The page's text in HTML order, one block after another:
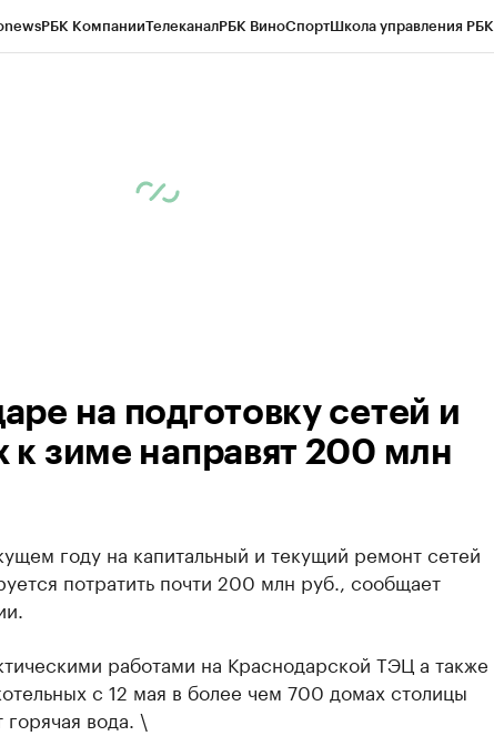
РБК КомпанииТелеканалРБК ВиноСпортШкола управления РБК
на подготовку сетей и
к зиме направят 200 млн
году на капитальный и текущий ремонт сетей
потратить почти 200 млн руб., сообщает
работами на Краснодарской ТЭЦ а также
с 12 мая в более чем 700 домах столицы
горячая вода. \